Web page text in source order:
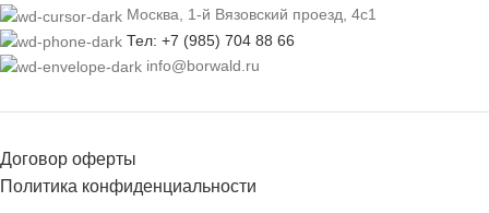
Москва, 1-й Вязовский проезд, 4с1
Тел: +7 (985) 704 88 66
info@borwald.ru
Договор оферты
Политика конфиденциальности